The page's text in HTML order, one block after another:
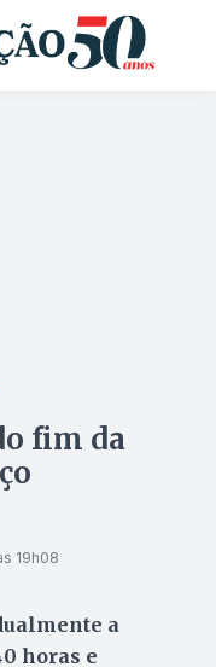
fim da
19h08
a
horas e